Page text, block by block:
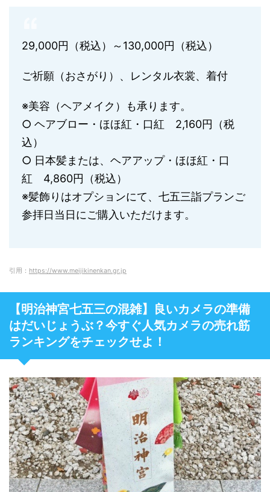
29,000円（税込）～130,000円（税込）
ご祈願（おさがり）、レンタル衣裳、着付
※美容（ヘアメイク）も承ります。
○ ヘアブロー・ほほ紅・口紅 2,160円（税
込）
○ 日本髪または、ヘアアップ・ほほ紅・口
紅 4,860円（税込）
※髪飾りはオプションにて、七五三詣プランご
参拝日当日にご購入いただけます。
引用： https://www.meijikinenkan.gr.jp
【明治神宮七五三の混雑】良いカメラの準備
はだいじょうぶ？今すぐ人気カメラの売れ筋
ランキングをチェックせよ！